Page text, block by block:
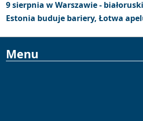
9 sierpnia w Warszawie -
Estonia buduje bariery, Łotwa
Menu